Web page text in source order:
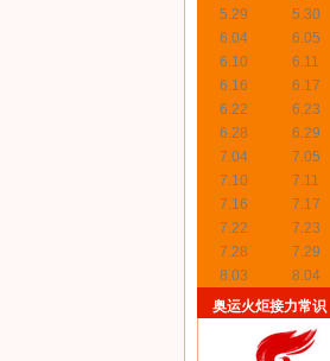
5.29
5.30
6.04
6.05
6.10
6.11
6.16
6.17
6.22
6.23
6.28
6.29
7.04
7.05
7.10
7.11
7.16
7.17
7.22
7.23
7.28
7.29
8.03
8.04
奥运火炬接力常识